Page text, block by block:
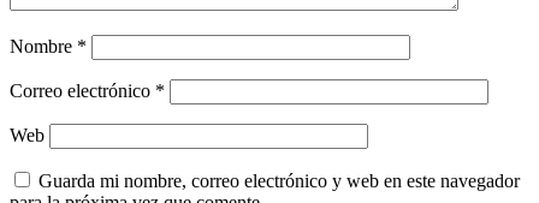
Nombre *
Correo electrónico *
Web
Guarda mi nombre, correo electrónico y web en este navegador